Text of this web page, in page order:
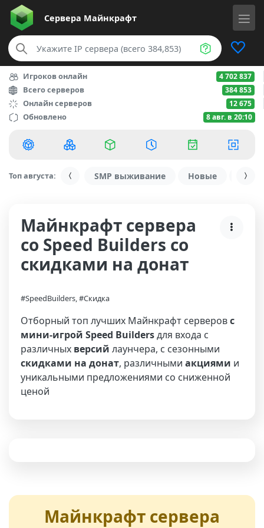
Сервера Майнкрафт
Игроков онлайн 4 702 837
Всего серверов 384 853
Онлайн серверов 12 675
Обновлено 8 авг. в 20:10
Топ августа: SMP выживание Новые С
Майнкрафт сервера
со Speed Builders со
скидками на донат
#SpeedBuilders, #Скидка
Отборный топ лучших Майнкрафт серверовс
мини-игрой Speed Buildersдля входа с
различных версий лаунчера, с сезонными
скидками на донат, различными акциями и
уникальными предложениями со сниженной
ценой
Майнкрафт сервера